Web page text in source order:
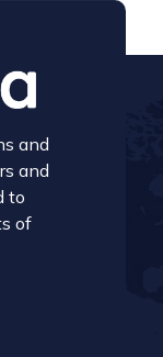
and
and
to
of